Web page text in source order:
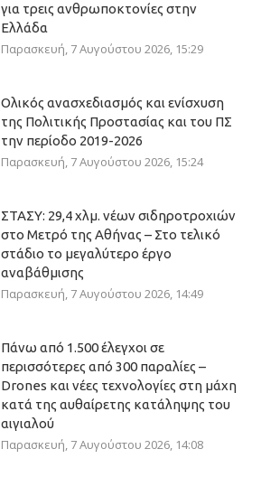
για τρεις ανθρωποκτονίες στην
Ελλάδα
Παρασκευή, 7 Αυγούστου 2026, 15:29
Ολικός ανασχεδιασμός και ενίσχυση
της Πολιτικής Προστασίας και του ΠΣ
την περίοδο 2019-2026
Παρασκευή, 7 Αυγούστου 2026, 15:24
ΣΤΑΣΥ: 29,4 χλμ. νέων σιδηροτροχιών
στο Μετρό της Αθήνας – Στο τελικό
στάδιο το μεγαλύτερο έργο
αναβάθμισης
Παρασκευή, 7 Αυγούστου 2026, 14:49
Πάνω από 1.500 έλεγχοι σε
περισσότερες από 300 παραλίες –
Drones και νέες τεχνολογίες στη μάχη
κατά της αυθαίρετης κατάληψης του
αιγιαλού
Παρασκευή, 7 Αυγούστου 2026, 14:08